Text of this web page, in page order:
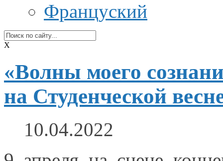
Француский
X
«Волны моего
на Студенческой
10.04.2022